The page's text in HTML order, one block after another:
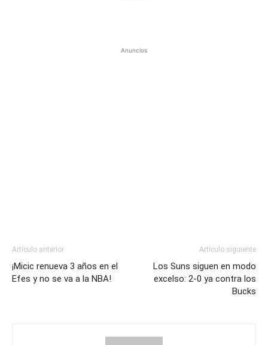
Anuncios
Artículo anterior
¡Micic renueva 3 años en el
Efes y no se va a la NBA!
Artículo siguiente
Los Suns siguen en modo
excelso: 2-0 ya contra los
Bucks